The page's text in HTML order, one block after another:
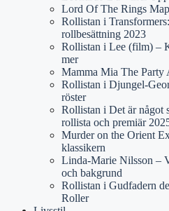
Lord Of The Rings
Rollistan i
rollbesättning 2023
Rollistan i Lee (film) –
mer
Mamma Mia The Party
Rollistan i Djungel-
röster
Rollistan i Det är något
rollista och premiär
Murder on the Orient
klassikern
Linda-Marie Nilsson –
och bakgrund
Rollistan i Gudfadern
Roller